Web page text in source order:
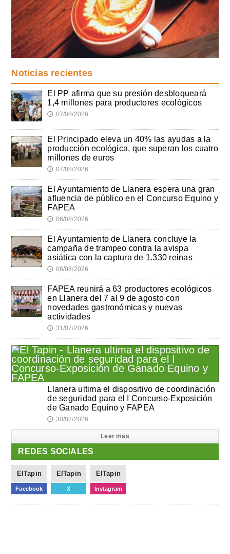
Noticias recientes
El PP afirma que su presión desbloqueará
1,4 millones para productores ecológicos
🕔 07/08/2026
El Principado eleva un 40% las ayudas a la
producción ecológica, que superan los cuatro
millones de euros
🕔 07/08/2026
El Ayuntamiento de Llanera espera una gran
afluencia de público en el Concurso Equino y
FAPEA
🕔 06/08/2026
El Ayuntamiento de Llanera concluye la
campaña de trampeo contra la avispa
asiática con la captura de 1.330 reinas
🕔 06/08/2026
FAPEA reunirá a 63 productores ecológicos
en Llanera del 7 al 9 de agosto con
novedades gastronómicas y nuevas
actividades
🕔 31/07/2026
Llanera ultima el dispositivo de coordinación
de seguridad para el I Concurso-Exposición
de Ganado Equino y FAPEA
🕔 30/07/2026
Leer mas
REDES SOCIALES
ElTapin
Facebook
ElTapin
X
ElTapin
Instagram